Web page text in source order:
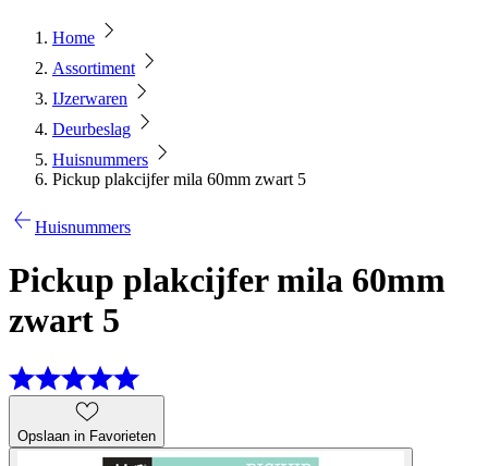
Home
Assortiment
IJzerwaren
Deurbeslag
Huisnummers
Pickup plakcijfer mila 60mm zwart 5
Huisnummers
Pickup plakcijfer mila 60mm
zwart 5
Opslaan in Favorieten